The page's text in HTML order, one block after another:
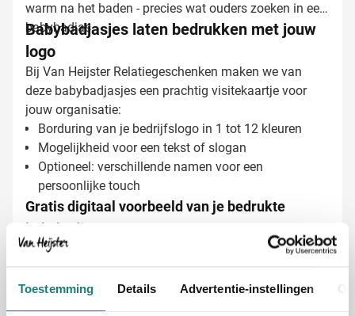
Toestemming Details Advertentie-instellingen
warm na het baden - precies wat ouders zoeken in een
babybadjas.
Babybadjasjes laten bedrukken met jouw
logo
Bij Van Heijster Relatiegeschenken maken we van
deze babybadjasjes een prachtig visitekaartje voor
jouw organisatie:
Borduring van je bedrijfslogo in 1 tot 12 kleuren
Mogelijkheid voor een tekst of slogan
Optioneel: verschillende namen voor een
persoonlijke touch
Gratis digitaal voorbeeld van je bedrukte
babybadjas
Benieuwd hoe jouw logo eruit zal zien op deze
en zie het resultaat voordat je bestelt. Met ruim 45 jaar